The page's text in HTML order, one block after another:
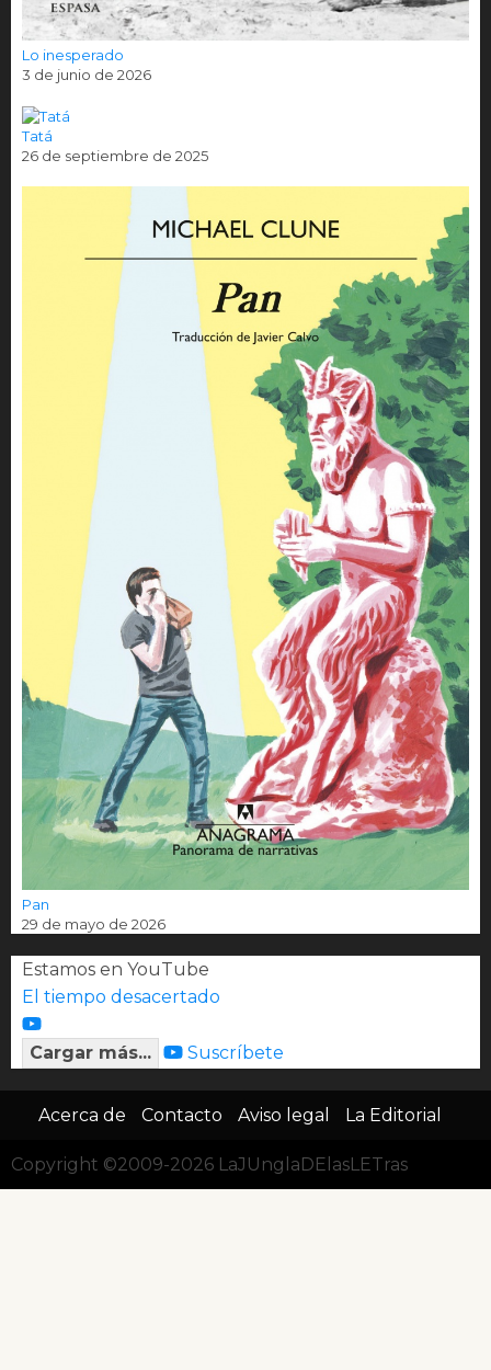
Lo inesperado
3 de junio de 2026
Tatá
26 de septiembre de 2025
Pan
29 de mayo de 2026
Estamos en YouTube
El tiempo desacertado
Cargar más... Suscríbete
Acerca de Contacto Aviso legal La Editorial
Copyright ©2009-2026 LaJUnglaDElasLETras